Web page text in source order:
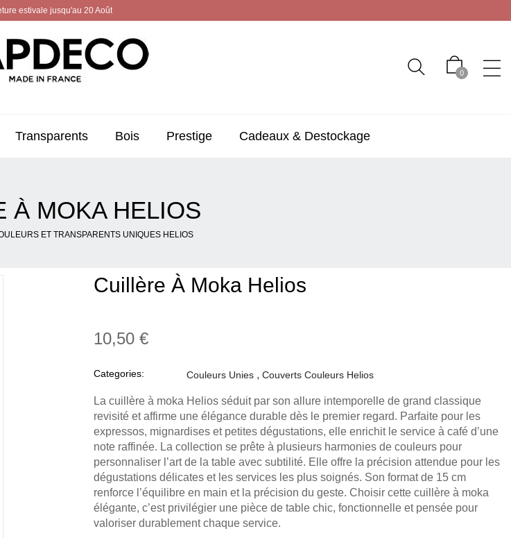
estivale jusqu'au 20 Août
0
Transparents Bois Prestige Cadeaux & Destockage
À MOKA HELIOS
ET TRANSPARENTS UNIQUES HELIOS
Cuillère À Moka Helios
10,50 €
Categories: Couleurs Unies Couverts Couleurs Helios
La cuillère à moka Helios séduit par son allure intemporelle de grand classique
revisité et affirme une élégance durable dès le premier regard. Parfaite pour les
expressos, mignardises et petites dégustations, elle enrichit le service à café d’une
note raffinée. La collection se prête à plusieurs harmonies de couleurs pour
personnaliser l’art de la table avec subtilité. Elle offre la précision attendue pour les
dégustations délicates et les services les plus soignés. Son format de 15 cm
renforce l’équilibre en main et la précision du geste. Choisir cette cuillère à moka
élégante, c’est privilégier une pièce de table chic, fonctionnelle et pensée pour
valoriser durablement chaque service.